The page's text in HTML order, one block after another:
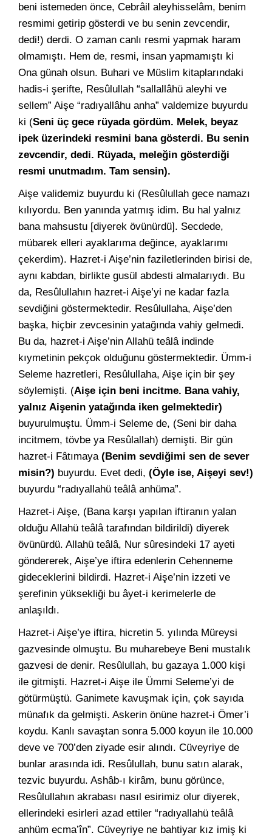
beni istemeden önce, Cebrâil aleyhisselâm, benim
resmimi getirip gösterdi ve bu senin zevcendir,
dedi!) derdi. O zaman canlı resmi yapmak haram
olmamıştı. Hem de, resmi, insan yapmamıştı ki
Ona günah olsun. Buhari ve Müslim kitaplarındaki
hadis-i şerifte, Resûlullah “sallallâhü aleyhi ve
sellem” Aişe “radıyallâhu anha” valdemize buyurdu
ki (Seni üç gece rüyada gördüm. Melek, beyaz
ipek üzerindeki resmini bana gösterdi. Bu senin
zevcendir, dedi. Rüyada, meleğin gösterdiği
resmi unutmadım. Tam sensin).
Aişe validemiz buyurdu ki (Resûlullah gece namazı
kılıyordu. Ben yanında yatmış idim. Bu hal yalnız
bana mahsustu [diyerek övünürdü]. Secdede,
mübarek elleri ayaklarıma değince, ayaklarımı
çekerdim). Hazret-i Aişe’nin faziletlerinden birisi de,
aynı kabdan, birlikte gusül abdesti almalarıydı. Bu
da, Resûlullahın hazret-i Aişe’yi ne kadar fazla
sevdiğini göstermektedir. Resûlullaha, Aişe’den
başka, hiçbir zevcesinin yatağında vahiy gelmedi.
Bu da, hazret-i Aişe’nin Allahü teâlâ indinde
kıymetinin pekçok olduğunu göstermektedir. Ümm-i
Seleme hazretleri, Resûlullaha, Aişe için bir şey
söylemişti. (Aişe için beni incitme. Bana vahiy,
yalnız Aişenin yatağında iken gelmektedir)
buyurulmuştu. Ümm-i Seleme de, (Seni bir daha
incitmem, tövbe ya Resûlallah) demişti. Bir gün
hazret-i Fâtımaya(Benim sevdiğimi sen de sever
misin?) buyurdu. Evet dedi, (Öyle ise, Aişeyi sev!)
buyurdu “radıyallahü teâlâ anhüma”.
Hazret-i Aişe, (Bana karşı yapılan iftiranın yalan
olduğu Allahü teâlâ tarafından bildirildi) diyerek
övünürdü. Allahü teâlâ, Nur sûresindeki 17 ayeti
göndererek, Aişe’ye iftira edenlerin Cehenneme
gideceklerini bildirdi. Hazret-i Aişe’nin izzeti ve
şerefinin yüksekliği bu âyet-i kerimelerle de
anlaşıldı.
Hazret-i Aişe’ye iftira, hicretin 5. yılında Müreysi
gazvesinde olmuştu. Bu muharebeye Beni mustalık
gazvesi de denir. Resûlullah, bu gazaya 1.000 kişi
ile gitmişti. Hazret-i Aişe ile Ümmi Seleme’yi de
götürmüştü. Ganimete kavuşmak için, çok sayıda
münafık da gelmişti. Askerin önüne hazret-i Ömer’i
koydu. Kanlı savaştan sonra 5.000 koyun ile 10.000
deve ve 700’den ziyade esir alındı. Cüveyriye de
bunlar arasında idi. Resûlullah, bunu satın alarak,
tezvic buyurdu. Ashâb-ı kirâm, bunu görünce,
Resûlullahın akrabası nasıl esirimiz olur diyerek,
ellerindeki esirleri azad ettiler “radıyallahü teâlâ
anhüm ecma’în”. Cüveyriye ne bahtiyar kız imiş ki